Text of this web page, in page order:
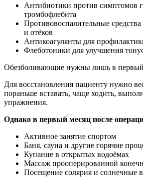
Антибиотики против симптомов
тромбофлебита
Противовоспалительные
и отёков
Антикоагулянты для
Флеботоники для улучшения
Обезболивающие нужны лишь в
Для восстановления пациенту нужно
пораньше вставать, чаще ходить,
упражнения.
Однако в первый месяц после
Активное занятие спортом
Баня, сауна и другие горячие
Купание в открытых водоёмах
Массаж прооперированной
Посещение солярия и солнечные